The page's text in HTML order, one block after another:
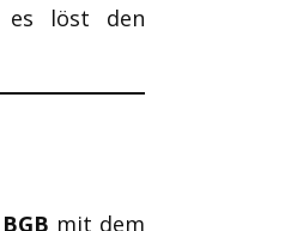
es löst den
mit dem